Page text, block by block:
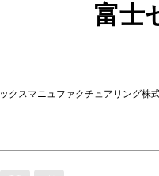
富士
クスマニュファクチュアリング株